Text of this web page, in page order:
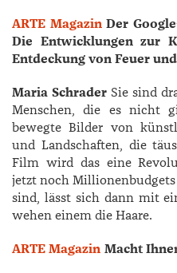
ARTE Magazin Der
Die Entwicklungen zur
Entdeckung von Feuer
Maria Schrader Sie sind
Menschen, die es nicht
bewegte Bilder von
und Landschaften, die
Film wird das eine
jetzt noch
sind, lässt sich dann mit
wehen einem die Haare.
ARTE Magazin Macht